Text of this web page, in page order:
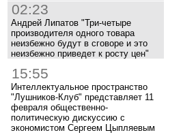
02:23
Андрей Липатов "Три-четыре
производителя одного товара
неизбежно будут в сговоре и это
неизбежно приведет к росту цен"
15:55
Интеллектуальное пространство
"Лушников-Клуб" представляет 11
февраля общественно-
политическую дискуссию с
экономистом Сергеем Цыпляевым